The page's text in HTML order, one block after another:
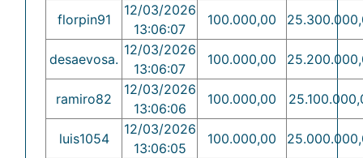
florpin91
12/03/2026
13:06:07
100.000,00
desaevosa.
12/03/2026
13:06:07
100.000,00
ramiro82
12/03/2026
13:06:06
100.000,00
luis1054
12/03/2026
13:06:05
100.000,00